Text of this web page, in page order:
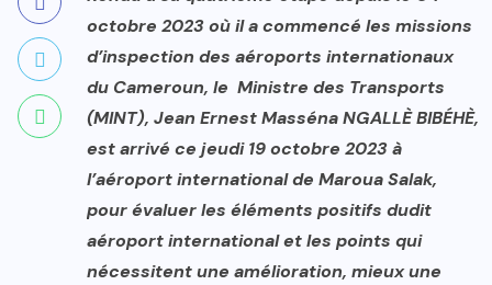
octobre 2023 où il a commencé les missions
d’inspection des aéroports internationaux
du Cameroun, le Ministre des Transports
(MINT), Jean Ernest Masséna NGALLÈ BIBÉHÈ,
est arrivé ce jeudi 19 octobre 2023 à
l’aéroport international de Maroua Salak,
pour évaluer les éléments positifs dudit
aéroport international et les points qui
nécessitent une amélioration, mieux une